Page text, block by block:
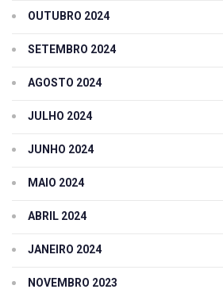
OUTUBRO 2024
SETEMBRO 2024
AGOSTO 2024
JULHO 2024
JUNHO 2024
MAIO 2024
ABRIL 2024
JANEIRO 2024
NOVEMBRO 2023